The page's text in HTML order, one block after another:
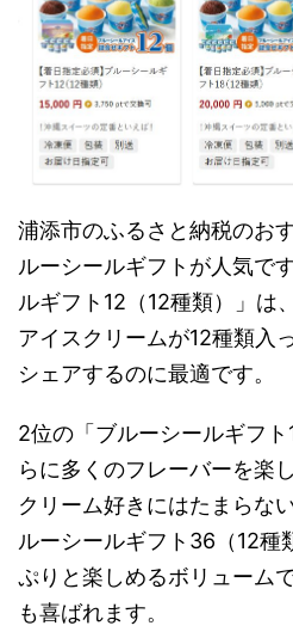
浦添市のふるさと納税のお
ルーシールギフトが人気で
ルギフト12（12種類）」は
アイスクリームが12種類入
シェアするのに最適です。
2位の「ブルーシールギフ
らに多くのフレーバーを楽
クリーム好きにはたまらな
ルーシールギフト36（12種
ぷりと楽しめるボリューム
も喜ばれます。